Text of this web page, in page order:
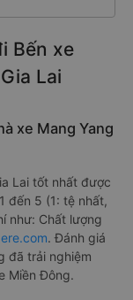
Bến xe
Lai
xe Mang Yang
Lai tốt nhất được
đến 5 (1: tệ nhất,
như: Chất lượng
. Đánh giá
đã trải nghiệm
Miền Đông.